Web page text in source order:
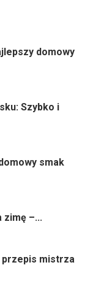
domowy
Szybko i
smak
zimę –...
przepis mistrza